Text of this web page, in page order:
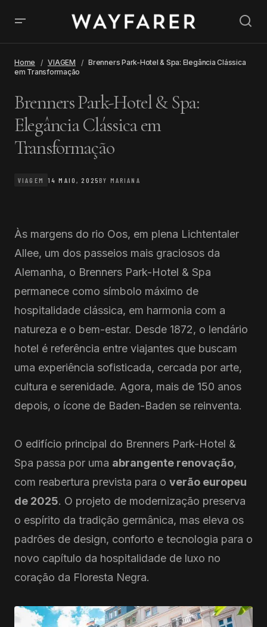
Home VIAGEM
Brenners Park-Hotel & Spa: Elegância Clássica
em Transformação
Brenners Park-Hotel & Spa:
Elegância Clássica em
Transformação
VIAGEM 14 MAIO, 2025BY MARIANA
Às margens do rio Oos, em plena Lichtentaler
Allee, um dos passeios mais graciosos da
Alemanha, o Brenners Park-Hotel & Spa
permanece como símbolo máximo de
hospitalidade clássica, em harmonia com a
natureza e o bem-estar. Desde 1872, o lendário
hotel é referência entre viajantes que buscam
uma experiência sofisticada, cercada por arte,
cultura e serenidade. Agora, mais de 150 anos
depois, o ícone de Baden-Baden se reinventa.
O edifício principal do Brenners Park-Hotel &
Spa passa por uma abrangente renovação,
com reabertura prevista para o verão europeu
de 2025. O projeto de modernização preserva
o espírito da tradição germânica, mas eleva os
padrões de design, conforto e tecnologia para o
novo capítulo da hospitalidade de luxo no
coração da Floresta Negra.